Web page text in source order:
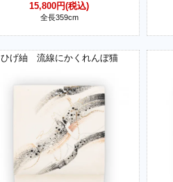
15,800円(税込)
全長359cm
ひげ紬 流線にかくれんぼ猫